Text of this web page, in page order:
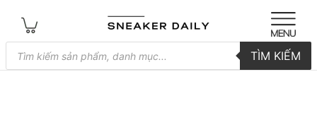
Tìm
kiếm
sản
TÌM KIẾM